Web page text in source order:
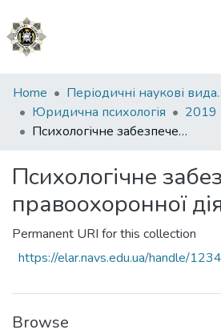
Communities
&
Collections
Statistics
Home
Юридична психологія
2019
Психологічне забезпечення правоохоронної діяльності
Психологічне
правоохоронної
Permanent URI for this collection
https://elar.navs.edu.ua/handle/
Browse